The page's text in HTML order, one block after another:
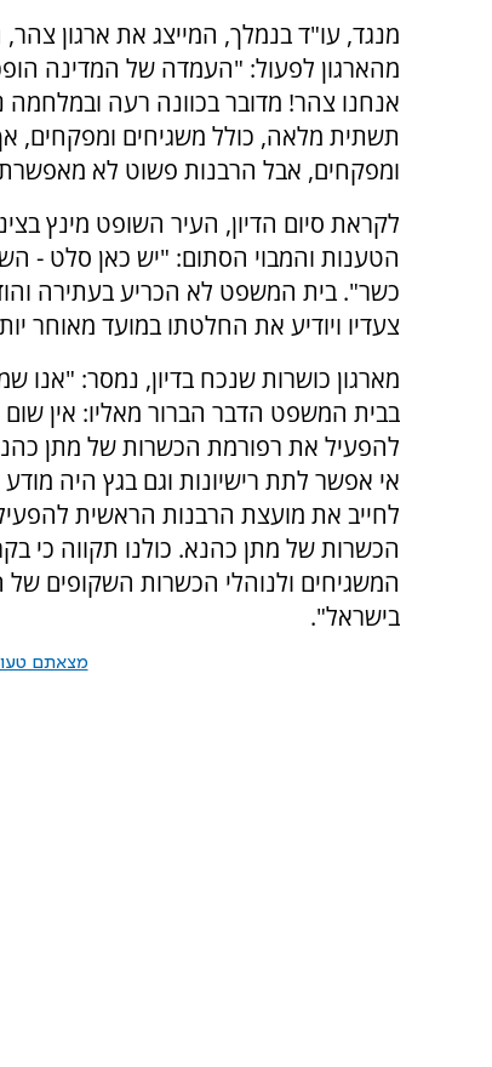
מנגד, עו"ד בנמלך, המייצג את ארגון
מהארגון לפעול: "העמדה של המדינה
אנחנו צהר! מדובר בכוונה רעה ובמלחמה
תשתית מלאה, כולל משגיחים ומפקחים,
ומפקחים, אבל הרבנות פשוט לא מאפשרת
לקראת סיום הדיון, העיר השופט מינץ
הטענות והמבוי הסתום: "יש כאן סלט -
כשר". בית המשפט לא הכריע בעתירה
צעדיו ויודיע את החלטתו במועד מאוחר
מארגון כושרות שנכח בדיון, נמסר: "אנו
בבית המשפט הדבר הברור מאליו: אין שום
להפעיל את רפורמת הכשרות של מתן
אי אפשר לתת רישיונות וגם בגץ היה
לחייב את מועצת הרבנות הראשית
הכשרות של מתן כהנא. כולנו תקווה כי
המשגיחים ולנוהלי הכשרות השקופים
בישראל".
מצאתם